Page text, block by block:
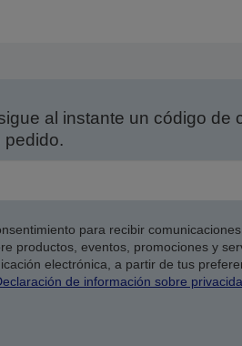
al instante un código de
para recibir
productos, eventos, promociones y
electrónica, a partir de tus
de información sobre